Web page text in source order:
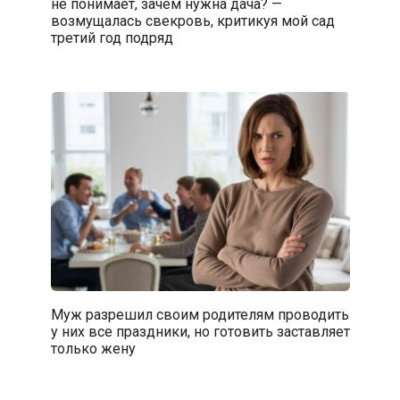
не понимает, зачем нужна дача? —
возмущалась свекровь, критикуя мой сад
третий год подряд
Муж разрешил своим родителям проводить
у них все праздники, но готовить заставляет
только жену